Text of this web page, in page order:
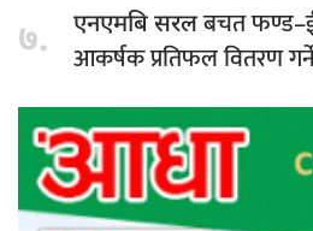
७. एनएमबि सरलबचत
आकर्षक प्रतिफल वितरण